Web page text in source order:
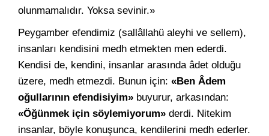
olunmamalıdır. Yoksa sevinir.»
Peygamber efendimiz (sallâllahü aleyhi ve sellem),
insanları kendisini medh etmekten men ederdi.
Kendisi de, kendini, insanlar arasında âdet olduğu
üzere, medh etmezdi. Bunun için: «Ben Âdem
oğullarının efendisiyim» buyurur, arkasından:
«Öğünmek için söylemiyorum» derdi. Nitekim
insanlar, böyle konuşunca, kendilerini medh ederler.